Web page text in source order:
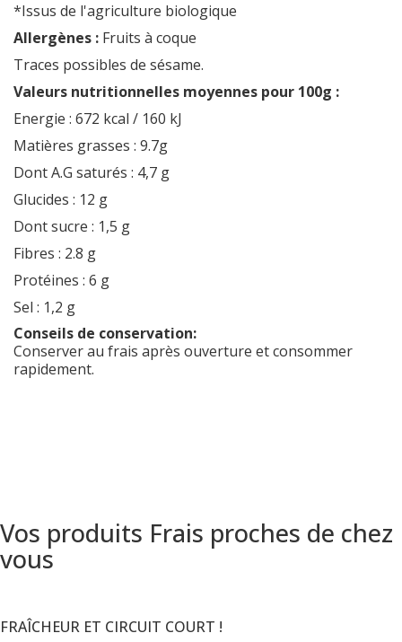
*Issus de l'agriculture biologique
Allergènes : Fruits à coque
Traces possibles de sésame.
Valeurs nutritionnelles moyennes pour 100g :
Energie : 672 kcal / 160 kJ
Matières grasses : 9.7g
Dont A.G saturés : 4,7 g
Glucides : 12 g
Dont sucre : 1,5 g
Fibres : 2.8 g
Protéines : 6 g
Sel : 1,2 g
Conseils de conservation:
Conserver au frais après ouverture et consommer
rapidement.
Vos produits Frais proches de chez
vous
FRAÎCHEUR ET CIRCUIT COURT !